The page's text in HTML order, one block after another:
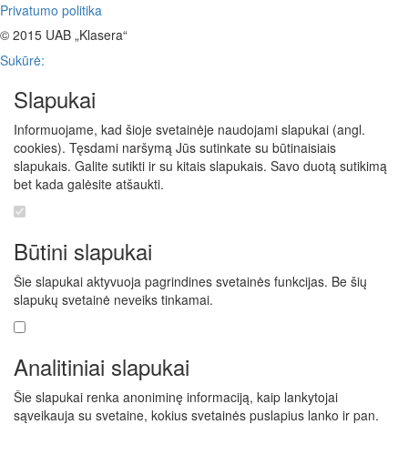
Privatumo politika
© 2015 UAB „Klasera“
Sukūrė:
Slapukai
Informuojame, kad šioje svetainėje naudojami slapukai (angl.
cookies). Tęsdami naršymą Jūs sutinkate su būtinaisiais
slapukais. Galite sutikti ir su kitais slapukais. Savo duotą sutikimą
bet kada galėsite atšaukti.
Būtini slapukai
Šie slapukai aktyvuoja pagrindines svetainės funkcijas. Be šių
slapukų svetainė neveiks tinkamai.
Analitiniai slapukai
Šie slapukai renka anoniminę informaciją, kaip lankytojai
sąveikauja su svetaine, kokius svetainės puslapius lanko ir pan.